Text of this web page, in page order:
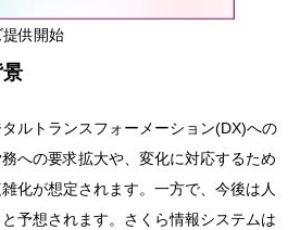
供開始
ルトランスフォーメーション(DX)への
への要求拡大や、変化に対応するため
化が想定されます。一方で、今後は人
予想されます。さくら情報システムは